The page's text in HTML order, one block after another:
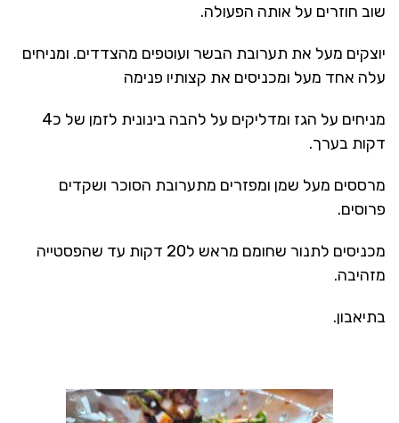
שוב חוזרים על אותה הפעולה.
יוצקים מעל את תערובת הבשר ועוטפים מהצדדים. ומניחים
עלה אחד מעל ומכניסים את קצותיו פנימה
מניחים על הגז ומדליקים על להבה בינונית לזמן של כ4
דקות בערך.
מרססים מעל שמן ומפזרים מתערובת הסוכר ושקדים
פרוסים.
מכניסים לתנור שחומם מראש ל20 דקות עד שהפסטייה
מזהיבה.
בתיאבון.